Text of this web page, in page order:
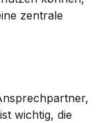
zentrale
wichtig, die